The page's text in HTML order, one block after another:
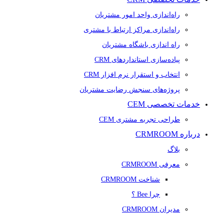
راه‌اندازی واحد امور مشتریان
راه‌اندازی مراکز ارتباط با مشتری
راه اندازی باشگاه مشتریان
پیاده‌سازی استانداردهای CRM
انتخاب و استقرار نرم افزار CRM
پروژه‌های سنجش رضایت مشتریان
خدمات تخصصی CEM
طراحی تجربه مشتری CEM
درباره CRMROOM
بلاگ
معرفی CRMROOM
شناخت CRMROOM
چرا Bee ؟
مدیران CRMROOM